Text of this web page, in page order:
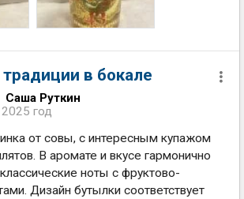
в бокале
Саша Руткин
год
от совы, с интересным купажом
В аромате и вкусе гармонично
ноты с фруктово-
Дизайн бутылки соответствует